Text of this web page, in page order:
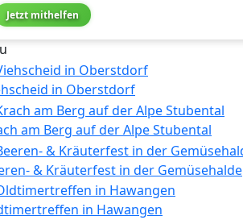
Jetzt mithelfen
in Oberstdorf
am Berg auf der Alpe Stubental
& Kräuterfest in der Gemüsehalde
in Hawangen